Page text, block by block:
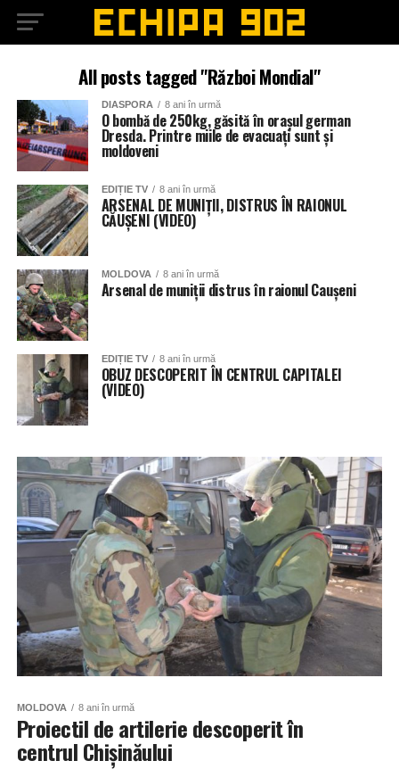
All posts tagged "Război Mondial"
DIASPORA 8 ani în urmă
O bombă de 250kg, găsită în orașul german
Dresda. Printre miile de evacuați sunt și
moldoveni
EDIȚIE TV 8 ani în urmă
ARSENAL DE MUNIȚII, DISTRUS ÎN RAIONUL
CĂUȘENI (VIDEO)
MOLDOVA 8 ani în urmă
Arsenal de muniţii distrus în raionul Cauşeni
EDIȚIE TV 8 ani în urmă
OBUZ DESCOPERIT ÎN CENTRUL CAPITALEI
(VIDEO)
MOLDOVA 8 ani în urmă
Proiectil de artilerie descoperit în
centrul Chişinăului